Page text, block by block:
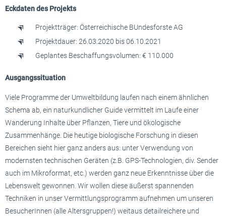
Eckdaten des Projekts
Projektträger: Österreichische BUndesforste AG
Projektdauer: 26.03.2020 bis 06.10.2021
Geplantes Beschaffungsvolumen: € 110.000
Ausgangssituation
Viele Programme der Umweltbildung laufen nach einem ähnlichen
Schema ab, ein naturkundlicher Guide vermittelt im Laufe einer
Wanderung Inhalte über Pflanzen, Tiere und ökologische
Zusammenhänge. Die heutige biologische Forschung in diesen
Bereichen sieht hier ganz anders aus: unter Verwendung von
modernsten technischen Geräten (z.B. GPS-Technologien, div. Sender
auch im Mikroformat, etc.) werden ganz neue Erkenntnisse über die
Lebenswelt gewonnen. Wir wollen diese äußerst spannenden
Techniken in unser Vermittlungsprogramm aufnehmen um unseren
BesucherInnen (alle Altersgruppen!) weitaus detailreichere und